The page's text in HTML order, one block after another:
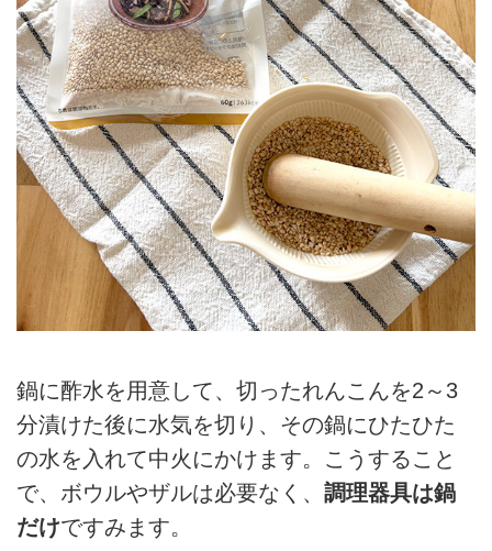
鍋に酢水を用意して、切ったれんこんを2～3
分漬けた後に水気を切り、その鍋にひたひた
の水を入れて中火にかけます。こうすること
で、ボウルやザルは必要なく、 調理器具は鍋
だけですみます。